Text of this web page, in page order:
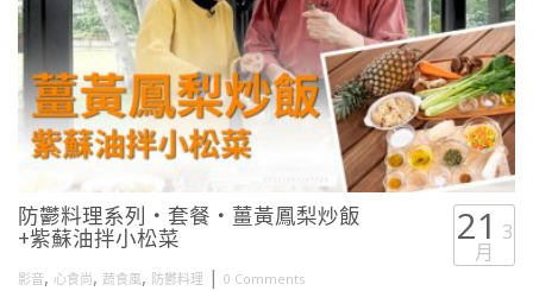
防鬱料理系列・套餐・薑黃鳳梨炒飯
+紫蘇油拌小松菜
影音, 心食尚, 蔬食風, 防鬱料理 | 0 Comments
21 3
月